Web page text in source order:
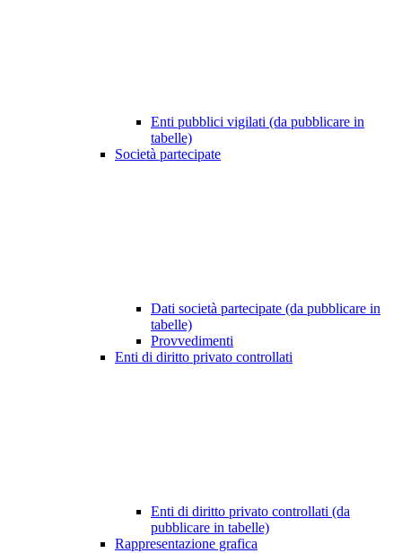
Enti pubblici vigilati (da pubblicare in
tabelle)
Società partecipate
Dati società partecipate (da pubblicare in
tabelle)
Provvedimenti
Enti di diritto privato controllati
Enti di diritto privato controllati (da
pubblicare in tabelle)
Rappresentazione grafica